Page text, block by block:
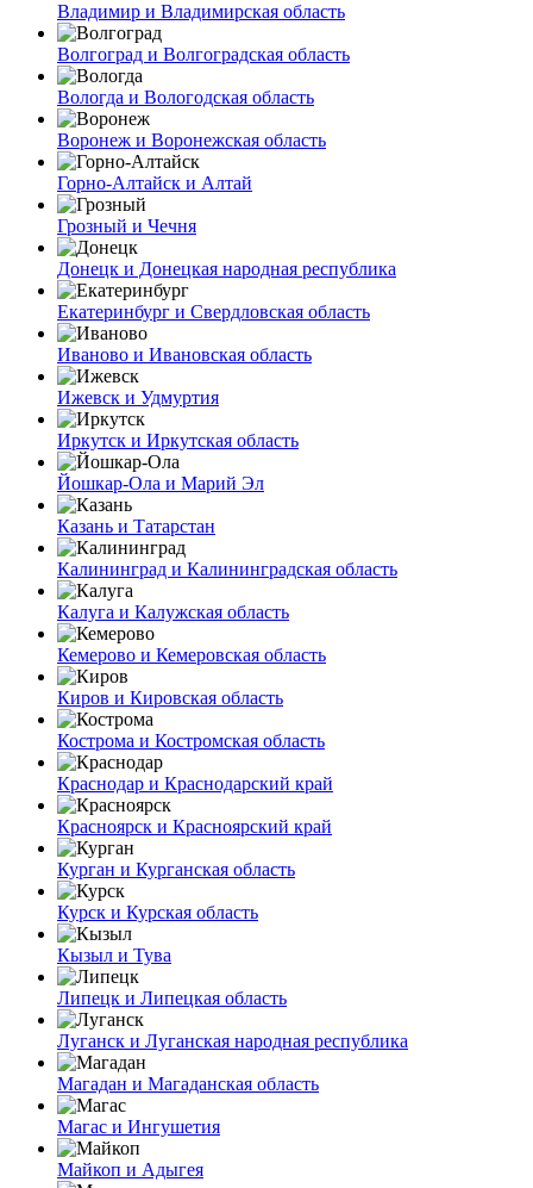
Владимир и Владимирская область
Волгоград и Волгоградская область
Вологда и Вологодская область
Воронеж и Воронежская область
Горно-Алтайск и Алтай
Грозный и Чечня
Донецк и Донецкая народная республика
Екатеринбург и Свердловская область
Иваново и Ивановская область
Ижевск и Удмуртия
Иркутск и Иркутская область
Йошкар-Ола и Марий Эл
Казань и Татарстан
Калининград и Калининградская область
Калуга и Калужская область
Кемерово и Кемеровская область
Киров и Кировская область
Кострома и Костромская область
Краснодар и Краснодарский край
Красноярск и Красноярский край
Курган и Курганская область
Курск и Курская область
Кызыл и Тува
Липецк и Липецкая область
Луганск и Луганская народная республика
Магадан и Магаданская область
Магас и Ингушетия
Майкоп и Адыгея